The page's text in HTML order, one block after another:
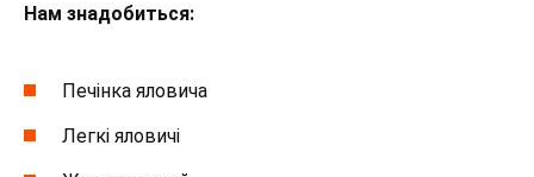
Нам знадобиться:
Печінка яловича
Легкі яловичі